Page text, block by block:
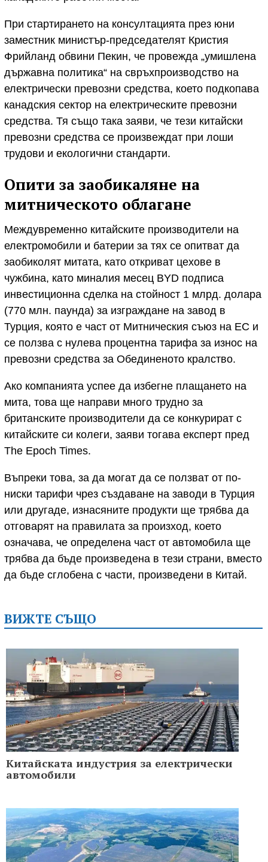
При стартирането на консултацията през юни
заместник министър-председателят Кристия
Фрийланд обвини Пекин, че провежда „умишлена
държавна политика“ на свръхпроизводство на
електрически превозни средства, което подкопава
канадския сектор на електрическите превозни
средства. Тя също така заяви, че тези китайски
превозни средства се произвеждат при лоши
трудови и екологични стандарти.
Опити за заобикаляне на
митническото облагане
Междувременно китайските производители на
електромобили и батерии за тях се опитват да
заобиколят митата, като откриват цехове в
чужбина, като миналия месец BYD подписа
инвестиционна сделка на стойност 1 млрд. долара
(770 млн. паунда) за изграждане на завод в
Турция, която е част от Митническия съюз на ЕС и
се ползва с нулева процентна тарифа за износ на
превозни средства за Обединеното кралство.
Ако компанията успее да избегне плащането на
мита, това ще направи много трудно за
британските производители да се конкурират с
китайските си колеги, заяви тогава експерт пред
The Epoch Times.
Въпреки това, за да могат да се ползват от по-
ниски тарифи чрез създаване на заводи в Турция
или другаде, изнасяните продукти ще трябва да
отговарят на правилата за произход, което
означава, че определена част от автомобила ще
трябва да бъде произведена в тези страни, вместо
да бъде сглобена с части, произведени в Китай.
ВИЖТЕ СЪЩО
Китайската индустрия за електрически
автомобили